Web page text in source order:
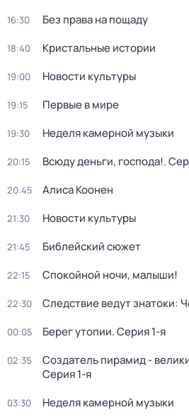
16:30 Без права на пощаду
18:40 Кристальные истории
19:00 Новости культуры
19:15 Первые в мире
19:30 Неделя камерной музыки
20:15 Всюду деньги, господа!.
20:45 Алиса Коонен
21:30 Новости культуры
21:45 Библейский сюжет
22:15 Спокойной ночи, малыши!
22:30 Следствие ведут знатоки:
00:05 Берег утопии. Серия 1-я
02:35 Создатель пирамид -
Серия 1-я
03:30 Неделя камерной музыки